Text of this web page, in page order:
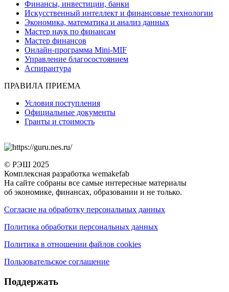
Финансы, инвестиции, банки
Искусственный интеллект и финансовые технологии
Экономика, математика и анализ данных
Мастер наук по финансам
Мастер финансов
Онлайн-программа Mini-MIF
Управление благосостоянием
Аспирантура
ПРАВИЛА ПРИЕМА
Условия поступления
Официальные документы
Гранты и стоимость
© РЭШ 2025
Комплексная разработка wemakefab
На сайте собраны все самые интересные материалы
об экономике, финансах, образовании и не только.
Согласие на обработку персональных данных
Политика обработки персональных данных
Политика в отношении файлов cookies
Пользовательское соглашение
Поддержать